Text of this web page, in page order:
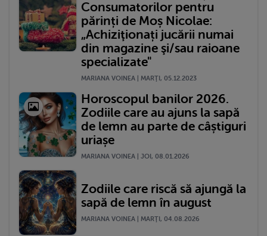
Consumatorilor pentru
părinți de Moș Nicolae:
„Achiziţionați jucării numai
din magazine şi/sau raioane
specializate"
MARIANA VOINEA | MARŢI, 05.12.2023
Horoscopul banilor 2026.
Zodiile care au ajuns la sapă
de lemn au parte de câștiguri
uriașe
MARIANA VOINEA | JOI, 08.01.2026
Zodiile care riscă să ajungă la
sapă de lemn în august
MARIANA VOINEA | MARŢI, 04.08.2026